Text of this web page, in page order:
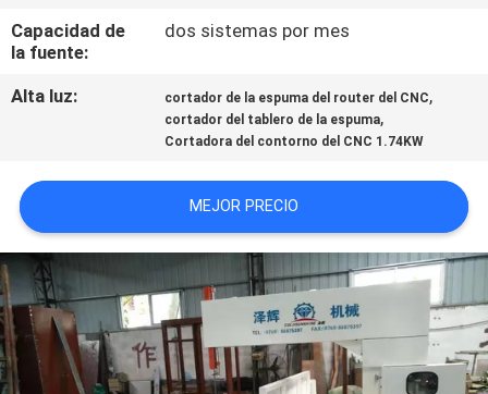
PIDA
CITA
MAPA
DEL
SITIO
POLÍTICA
DE
Capacidad de
la fuente:
dos sistemas por mes
Alta luz: cortador de la espuma del router del CNC,
cortador del tablero de la espuma,
Cortadora del contorno del CNC 1.74KW
MEJOR PRECIO